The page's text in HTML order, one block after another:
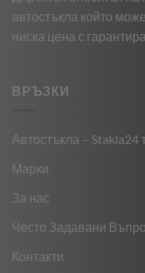
автостъкла който
ниска цена с
ВРЪЗКИ
Автостъкла – Stakla24
Марки
За нас
Често Задавани
Контакти